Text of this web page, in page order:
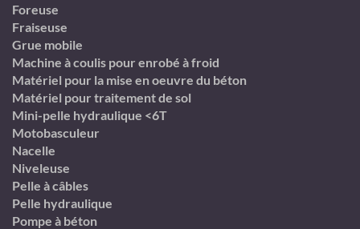
Foreuse
Fraiseuse
Grue mobile
Machine à coulis pour enrobé à froid
Matériel pour la mise en oeuvre du béton
Matériel pour traitement de sol
Mini-pelle hydraulique <6T
Motobasculeur
Nacelle
Niveleuse
Pelle à câbles
Pelle hydraulique
Pompe à béton